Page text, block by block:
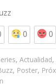
0 0
, Actualidad,
, Poster,